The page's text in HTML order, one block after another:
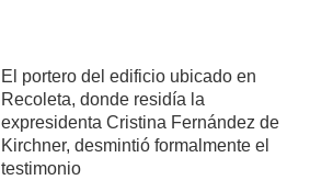
El portero del edificio ubicado en
Recoleta, donde residía la
expresidenta Cristina Fernández de
Kirchner, desmintió formalmente el
testimonio